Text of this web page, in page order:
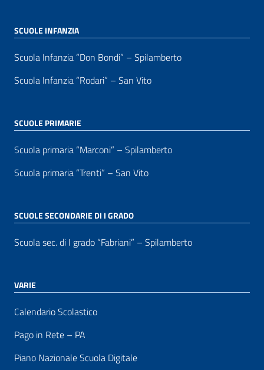
SCUOLE INFANZIA
Scuola Infanzia “Don Bondi” – Spilamberto
Scuola Infanzia “Rodari” – San Vito
SCUOLE PRIMARIE
Scuola primaria “Marconi” – Spilamberto
Scuola primaria “Trenti” – San Vito
SCUOLE SECONDARIE DI I GRADO
Scuola sec. di I grado “Fabriani” – Spilamberto
VARIE
Calendario Scolastico
Pago in Rete – PA
Piano Nazionale Scuola Digitale